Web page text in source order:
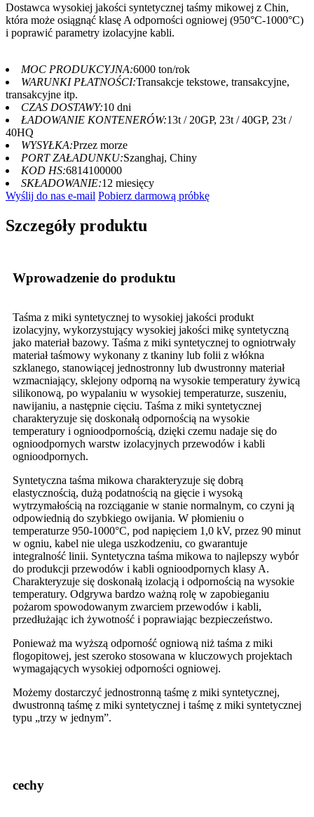
Dostawca wysokiej jakości syntetycznej taśmy mikowej z Chin,
która może osiągnąć klasę A odporności ogniowej (950°C-1000°C)
i poprawić parametry izolacyjne kabli.
MOC PRODUKCYJNA:6000 ton/rok
WARUNKI PŁATNOŚCI:Transakcje tekstowe, transakcyjne,
transakcyjne itp.
CZAS DOSTAWY:10 dni
ŁADOWANIE KONTENERÓW:13t / 20GP, 23t / 40GP, 23t /
40HQ
WYSYŁKA:Przez morze
PORT ZAŁADUNKU:Szanghaj, Chiny
KOD HS:6814100000
SKŁADOWANIE:12 miesięcy
Wyślij do nas e-mail Pobierz darmową próbkę
Szczegóły produktu
Wprowadzenie do produktu
Taśma z miki syntetycznej to wysokiej jakości produkt
izolacyjny, wykorzystujący wysokiej jakości mikę syntetyczną
jako materiał bazowy. Taśma z miki syntetycznej to ogniotrwały
materiał taśmowy wykonany z tkaniny lub folii z włókna
szklanego, stanowiącej jednostronny lub dwustronny materiał
wzmacniający, sklejony odporną na wysokie temperatury żywicą
silikonową, po wypalaniu w wysokiej temperaturze, suszeniu,
nawijaniu, a następnie cięciu. Taśma z miki syntetycznej
charakteryzuje się doskonałą odpornością na wysokie
temperatury i ognioodpornością, dzięki czemu nadaje się do
ognioodpornych warstw izolacyjnych przewodów i kabli
ognioodpornych.
Syntetyczna taśma mikowa charakteryzuje się dobrą
elastycznością, dużą podatnością na gięcie i wysoką
wytrzymałością na rozciąganie w stanie normalnym, co czyni ją
odpowiednią do szybkiego owijania. W płomieniu o
temperaturze 950-1000°C, pod napięciem 1,0 kV, przez 90 minut
w ogniu, kabel nie ulega uszkodzeniu, co gwarantuje
integralność linii. Syntetyczna taśma mikowa to najlepszy wybór
do produkcji przewodów i kabli ognioodpornych klasy A.
Charakteryzuje się doskonałą izolacją i odpornością na wysokie
temperatury. Odgrywa bardzo ważną rolę w zapobieganiu
pożarom spowodowanym zwarciem przewodów i kabli,
przedłużając ich żywotność i poprawiając bezpieczeństwo.
Ponieważ ma wyższą odporność ogniową niż taśma z miki
flogopitowej, jest szeroko stosowana w kluczowych projektach
wymagających wysokiej odporności ogniowej.
Możemy dostarczyć jednostronną taśmę z miki syntetycznej,
dwustronną taśmę z miki syntetycznej i taśmę z miki syntetycznej
typu „trzy w jednym”.
cechy